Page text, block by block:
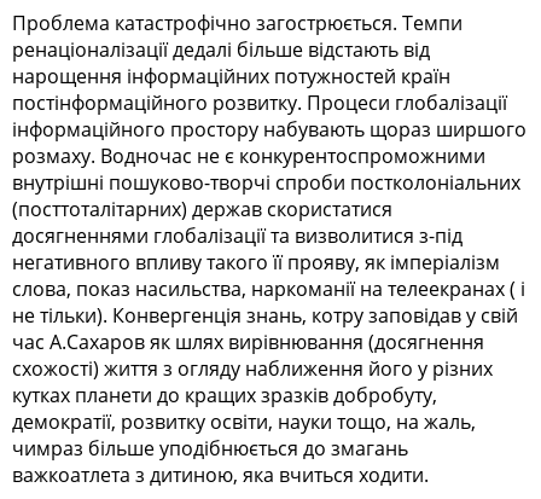
Проблема катастрофічно загострюється. Темпи
ренаціоналізації дедалі більше відстають від
нарощення інформаційних потужностей країн
постінформаційного розвитку. Процеси глобалізації
інформаційного простору набувають щораз ширшого
розмаху. Водночас не є конкурентоспроможними
внутрішні пошуково-творчі спроби постколоніальних
(посттоталітарних) держав скористатися
досягненнями глобалізації та визволитися з-під
негативного впливу такого її прояву, як імперіалізм
слова, показ насильства, наркоманії на телеекранах ( і
не тільки). Конвергенція знань, котру заповідав у свій
час А.Сахаров як шлях вирівнювання (досягнення
схожості) життя з огляду наближення його у різних
кутках планети до кращих зразків добробуту,
демократії, розвитку освіти, науки тощо, на жаль,
чимраз більше уподібнюється до змагань
важкоатлета з дитиною, яка вчиться ходити.